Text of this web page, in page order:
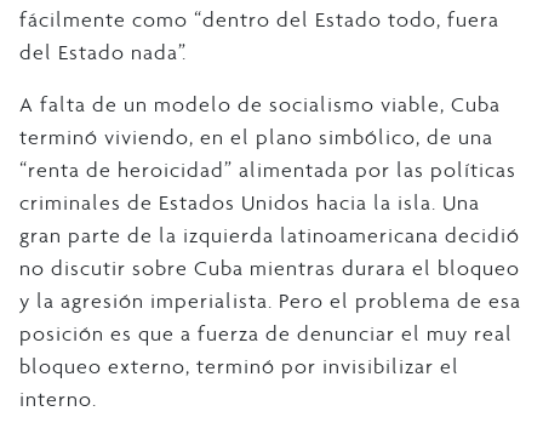
fácilmente como “dentro del Estado todo, fuera
del Estado nada”.
A falta de un modelo de socialismo viable, Cuba
terminó viviendo, en el plano simbólico, de una
“renta de heroicidad” alimentada por las políticas
criminales de Estados Unidos hacia la isla. Una
gran parte de la izquierda latinoamericana decidió
no discutir sobre Cuba mientras durara el bloqueo
y la agresión imperialista. Pero el problema de esa
posición es que a fuerza de denunciar el muy real
bloqueo externo, terminó por invisibilizar el
interno.